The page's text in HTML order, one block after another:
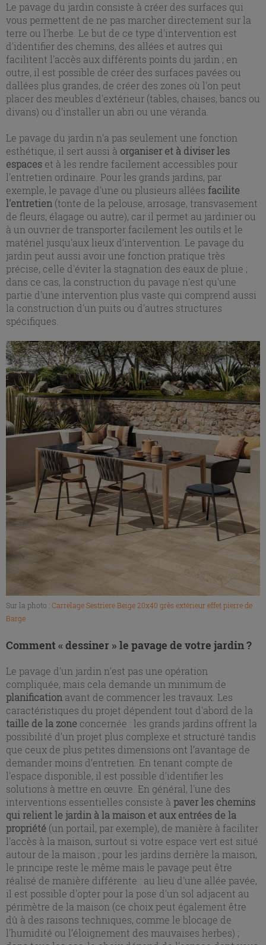
Le pavage du jardin consiste à créer des surfaces qui
vous permettent de ne pas marcher directement sur la
terre ou l'herbe. Le but de ce type d'intervention est
d'identifier des chemins, des allées et autres qui
facilitent l'accès aux différents points du jardin ; en
outre, il est possible de créer des surfaces pavées ou
dallées plus grandes, de créer des zones où l'on peut
placer des meubles d'extérieur (tables, chaises, bancs ou
divans) ou d'installer un abri ou une véranda.
Le pavage du jardin n'a pas seulement une fonction
esthétique, il sert aussi à organiser et à diviser les
espaces et à les rendre facilement accessibles pour
l'entretien ordinaire. Pour les grands jardins, par
exemple, le pavage d'une ou plusieurs allées facilite
l'entretien (tonte de la pelouse, arrosage, transvasement
de fleurs, élagage ou autre), car il permet au jardinier ou
à un ouvrier de transporter facilement les outils et le
matériel jusqu'aux lieux d’intervention. Le pavage du
jardin peut aussi avoir une fonction pratique très
précise, celle d'éviter la stagnation des eaux de pluie ;
dans ce cas, la construction du pavage n'est qu'une
partie d'une intervention plus vaste qui comprend aussi
la construction d'un puits ou d'autres structures
spécifiques.
Sur la photo :Carrelage Sestriere Beige 20x40 grès extérieur effet pierre de
Barge
Comment « dessiner » le pavage de votre jardin ?
Le pavage d'un jardin n'est pas une opération
compliquée, mais cela demande un minimum de
planification avant de commencer les travaux. Les
caractéristiques du projet dépendent tout d'abord de la
taille de la zone concernée : les grands jardins offrent la
possibilité d’un projet plus complexe et structuré tandis
que ceux de plus petites dimensions ont l’avantage de
demander moins d’entretien. En tenant compte de
l'espace disponible, il est possible d'identifier les
solutions à mettre en œuvre. En général, l'une des
interventions essentielles consiste à paver les chemins
qui relient le jardin à la maison et aux entrées de la
propriété (un portail, par exemple), de manière à faciliter
l'accès à la maison, surtout si votre espace vert est situé
autour de la maison ; pour les jardins derrière la maison,
le principe reste le même mais le pavage peut être
réalisé de manière différente : au lieu d'une allée pavée,
il est possible d'opter pour la pose d'un sol adjacent au
périmètre de la maison (ce choix peut également être
dû à des raisons techniques, comme le blocage de
l'humidité ou l’éloignement des mauvaises herbes) ;